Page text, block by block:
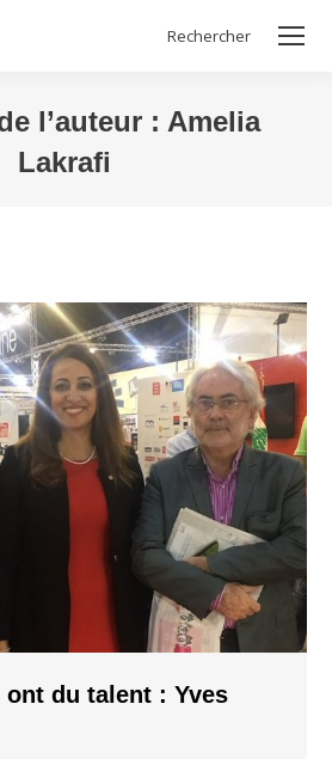
Search:
Rechercher
l’auteur : Amelia
Lakrafi
ont du talent : Yves